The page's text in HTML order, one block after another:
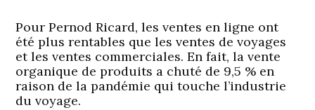
Pour Pernod Ricard, les ventes en ligne ont
été plus rentables que les ventes de voyages
et les ventes commerciales. En fait, la vente
organique de produits a chuté de 9,5 % en
raison de la pandémie qui touche l’industrie
du voyage.